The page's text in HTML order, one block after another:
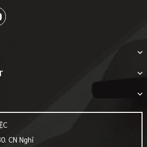
CN Nghỉ